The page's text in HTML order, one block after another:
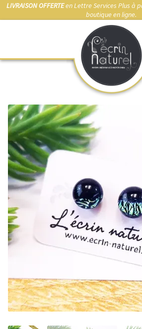
LIVRAISON OFFERTEen Lettre Services Plus à
boutique en ligne.
Accueil
La Boutique
Qui suis-je ?
Fabrication artisanale
Démarche éco-
Bijou sur-mesure
Marchés & Points de
Anti-allergies
Entretien de votre bijou
Contact